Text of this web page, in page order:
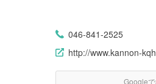
046-841-2525
http://www.kannon-
Google